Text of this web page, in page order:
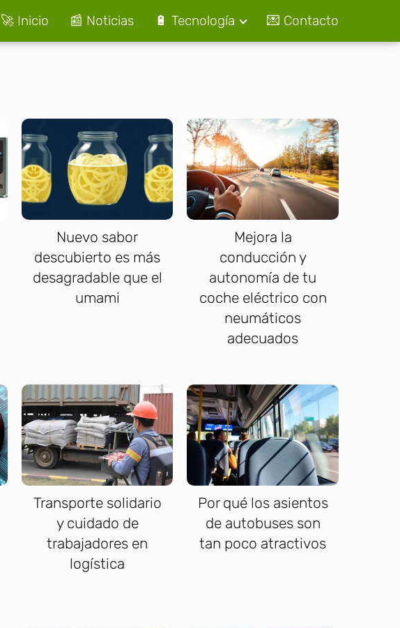
🚀 Inicio 📰 Noticias 🔋 Tecnología 💌 Contacto
Nuevo sabor
descubierto es más
desagradable que el
umami
Mejora la
conducción y
autonomía de tu
coche eléctrico con
neumáticos
adecuados
Transporte solidario
y cuidado de
trabajadores en
logística
Por qué los asientos
de autobuses son
tan poco atractivos